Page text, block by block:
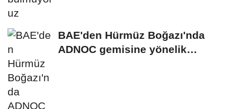
BAE'den Hürmüz Boğazı'nda
ADNOC gemisine yönelik